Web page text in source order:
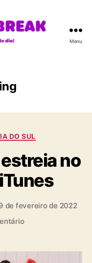
Menu
DO SUL
no
de fevereiro de 2022
e
o